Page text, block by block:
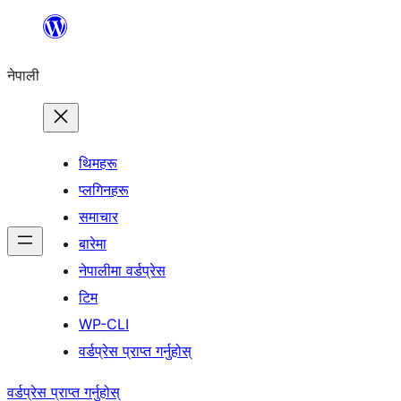
सामग्रीमा
नेपाली
थिमहरू
प्लगिनहरू
समाचार
बारेमा
नेपालीमा वर्डप्रेस
टिम
WP-CLI
वर्डप्रेस प्राप्त गर्नुहोस्
वर्डप्रेस प्राप्त गर्नुहोस्